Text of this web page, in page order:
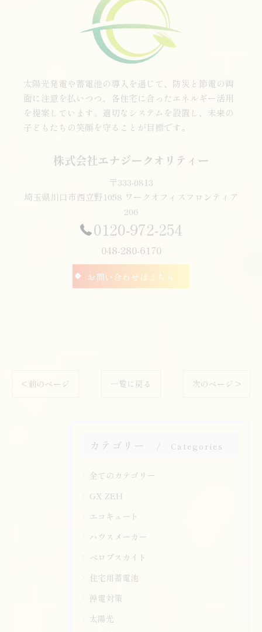
太陽光発電や蓄電池の導入を通じて、防災と節電の両
面に注意を払いつつ、各住宅に合ったエネルギー活用
を提案しています。適切なシステムを設置し、未来の
子どもたちの笑顔を守ることが目標です。
株式会社エナジークオリティー
〒333-0813
埼玉県川口市西立野1058 ワークオフィスフロンティア
206
0120-972-254
048-280-6170
お問い合わせはこちら
< 前のページ 一覧に戻る 次のページ >
カテゴリー Categories
全てのカテゴリー
GX ZEH
エコキュート
ハウスメーカー
ペロブスカイト
住宅用蓄電池
停電対策
太陽光